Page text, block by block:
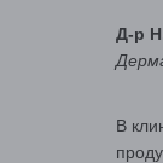
Д-р
В